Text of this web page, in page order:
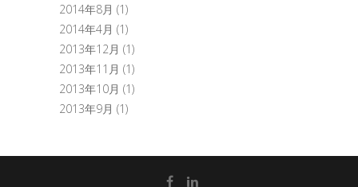
2014年8月 (1)
2014年4月 (1)
2013年12月 (1)
2013年11月 (1)
2013年10月 (1)
2013年9月 (1)